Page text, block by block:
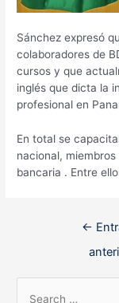
Sánchez expresó
colaboradores de
cursos y que
inglés que dicta la
profesional en
En total se
nacional,
bancaria . Entre
Navegación
←